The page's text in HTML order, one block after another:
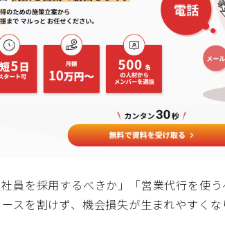
員を採用するべきか」「営業代行を使
スを割けず、機会損失が生まれやすくな